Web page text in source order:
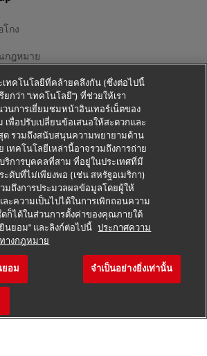
กง
กฎหมาย
มเป็นส่วนตัว
© - all rights reserved
เทคโนโลยีที่คล้ายคลึงกัน (ซึ่งต่อไปนี้
ยกว่า "เทคโนโลยี") ที่ช่วยให้เรา
นการเยี่ยมชมหน้าอินเทอร์เน็ตของ
เพื่อปรับเปลี่ยนข้อเสนอให้สะดวกและ
ด รวมถึงสนับสนุนความพยายามด้าน
เทคโนโลยีเหล่านี้อาจรวมถึงการถ่าย
ริการบุคคลที่สาม ที่อยู่ในประเทศที่มี
ดับที่ไม่เพียงพอ (เช่น สหรัฐอเมริกา)
มถึงการประมวลผลข้อมูลโดยผู้ให้
ะความเป็นไปได้ในการเพิกถอนความ
ก็ได้ในส่วนการตั้งค่าของคุณภายใต้
นยอม" และลิงก์ต่อไปนี้ ประกาศความ
างกฎหมาย
ยอม จำเป็นอย่างยิ่งเท่านั้น